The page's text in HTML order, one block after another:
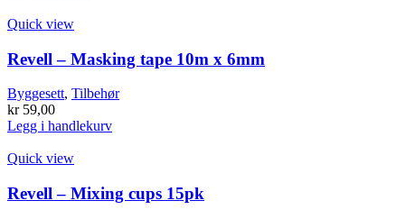
varianter.
Alternativene
kan
velges
på
produktsiden
Quick view
Revell – Masking tape 10m x 6mm
Byggesett, Tilbehør
kr59,00
Legg i handlekurv
Quick view
Revell – Mixing cups 15pk